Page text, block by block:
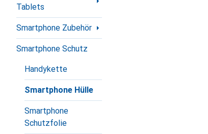
Tablets
Smartphone Zubehör
Smartphone Schutz
Handykette
Smartphone Hülle
Smartphone
Schutzfolie